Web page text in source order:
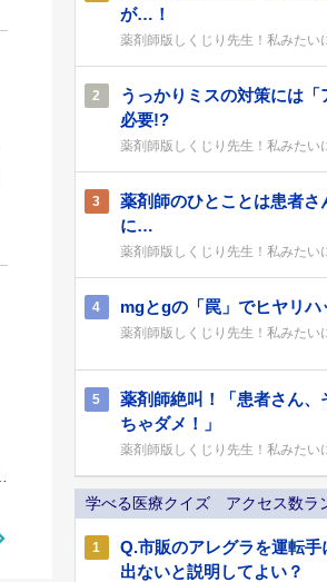
が…！
薬剤師版しくじり先生！私みたい
2
うっかりミスの対策には「
必要!?
薬剤師版しくじり先生！私みたい
3
薬剤師のひとことは患者さ
に…
薬剤師版しくじり先生！私みたい
4 mgとgの「罠」でヒヤリハ
薬剤師版しくじり先生！私みたい
5
薬剤師絶叫！「患者さん、
ちゃダメ！」
薬剤師版しくじり先生！私みたい
学べる医療クイズ アクセス数ラ
1
Q.市販のアレグラを運転手
出ないと説明してよい？